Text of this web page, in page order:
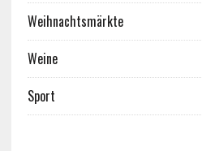
Weihnachtsmärkte
Weine
Sport